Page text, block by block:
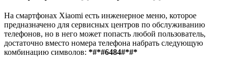
На смартфонах Xiaomi есть инженерное меню, которое
предназначено для сервисных центров по обслуживанию
телефонов, но в него может попасть любой пользователь,
достаточно вместо номера телефона набрать следующую
комбинацию символов: *#*#6484#*#*